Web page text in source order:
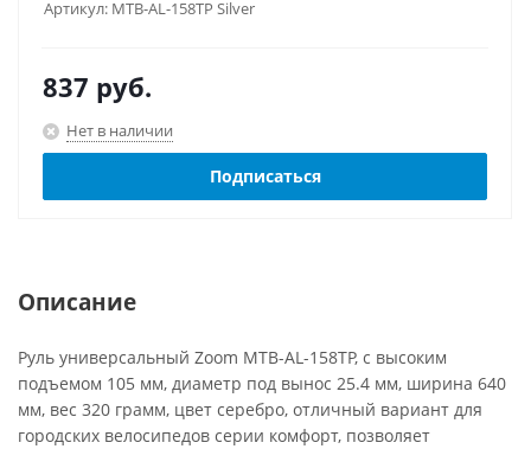
Артикул: MTB-AL-158TP Silver
837 руб.
Нет в наличии
Подписаться
Описание
Руль универсальный Zoom MTB-AL-158TP, с высоким
подъемом 105 мм, диаметр под вынос 25.4 мм, ширина 640
мм, вес 320 грамм, цвет серебро, отличный вариант для
городских велосипедов серии комфорт, позволяет